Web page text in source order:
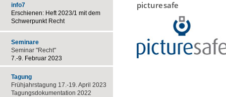
info7
Erschienen: Heft 2023/1 mit dem
Schwerpunkt Recht
Seminare
Seminar "Recht"
7.-9. Februar 2023
Tagung
Frühjahrstagung 17.-19. April 2023
Tagungsdokumentation 2022
picturesafe